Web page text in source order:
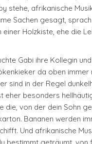
stehe, afrikanische
Sachen gesagt,
einer Holzkiste, ehe die
Gabi ihre Kollegin
da oben immer
sind in der Regel
eher besonders
die, von der dein Sohn
Bananen werden
Und afrikanische
bestimmt geträumt, von